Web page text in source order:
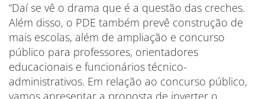
“Daí se vê o drama que é a questão das creches.
Além disso, o PDE também prevê construção de
mais escolas, além de ampliação e concurso
público para professores, orientadores
educacionais e funcionários técnico-
administrativos. Em relação ao concurso público,
vamos apresentar a proposta de inverter o